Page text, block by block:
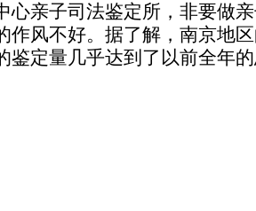
心亲子司法鉴定所，非要做
作风不好。据了解，南京地
鉴定量几乎达到了以前全年